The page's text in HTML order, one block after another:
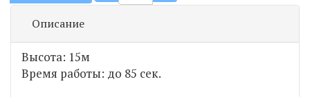
Описание
Высота: 15м
Время работы: до 85 сек.